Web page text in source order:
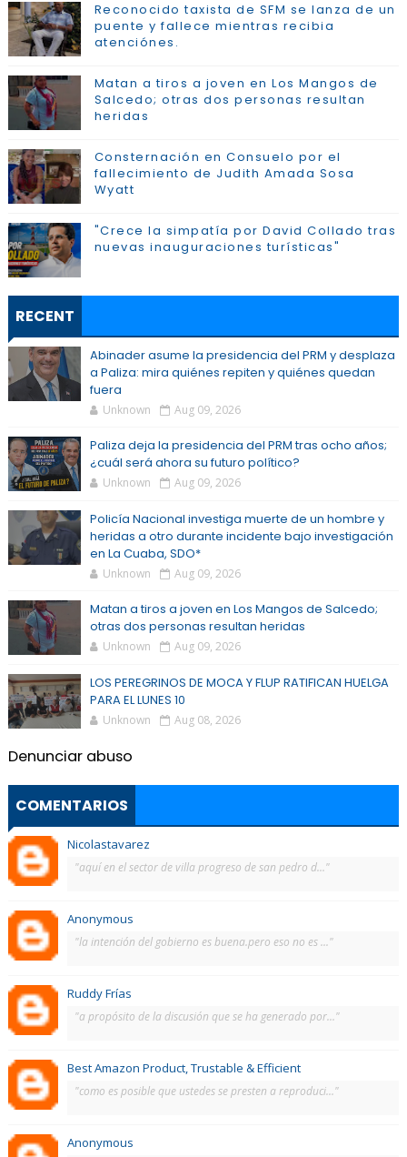
Reconocido taxista de SFM se lanza de un
puente y fallece mientras recibia
atenciónes.
Matan a tiros a joven en Los Mangos de
Salcedo; otras dos personas resultan
heridas
Consternación en Consuelo por el
fallecimiento de Judith Amada Sosa
Wyatt
"Crece la simpatía por David Collado tras
nuevas inauguraciones turísticas"
RECENT
Abinader asume la presidencia del PRM y desplaza
a Paliza: mira quiénes repiten y quiénes quedan
fuera
Unknown Aug 09, 2026
Paliza deja la presidencia del PRM tras ocho años;
¿cuál será ahora su futuro político?
Unknown Aug 09, 2026
Policía Nacional investiga muerte de un hombre y
heridas a otro durante incidente bajo investigación
en La Cuaba, SDO*
Unknown Aug 09, 2026
Matan a tiros a joven en Los Mangos de Salcedo;
otras dos personas resultan heridas
Unknown Aug 09, 2026
LOS PEREGRINOS DE MOCA Y FLUP RATIFICAN HUELGA
PARA EL LUNES 10
Unknown Aug 08, 2026
Denunciar abuso
COMENTARIOS
Nicolastavarez
"aquí en el sector de villa progreso de san pedro d..."
Anonymous
"la intención del gobierno es buena.pero eso no es ..."
Ruddy Frías
"a propósito de la discusión que se ha generado por..."
Best Amazon Product, Trustable & Efficient
"como es posible que ustedes se presten a reproduci..."
Anonymous